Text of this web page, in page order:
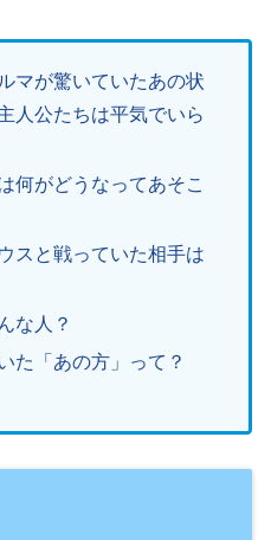
マが驚いていたあの状
人公たちは平気でいら
何がどうなってあそこ
スと戦っていた相手は
な人？
た「あの方」って？